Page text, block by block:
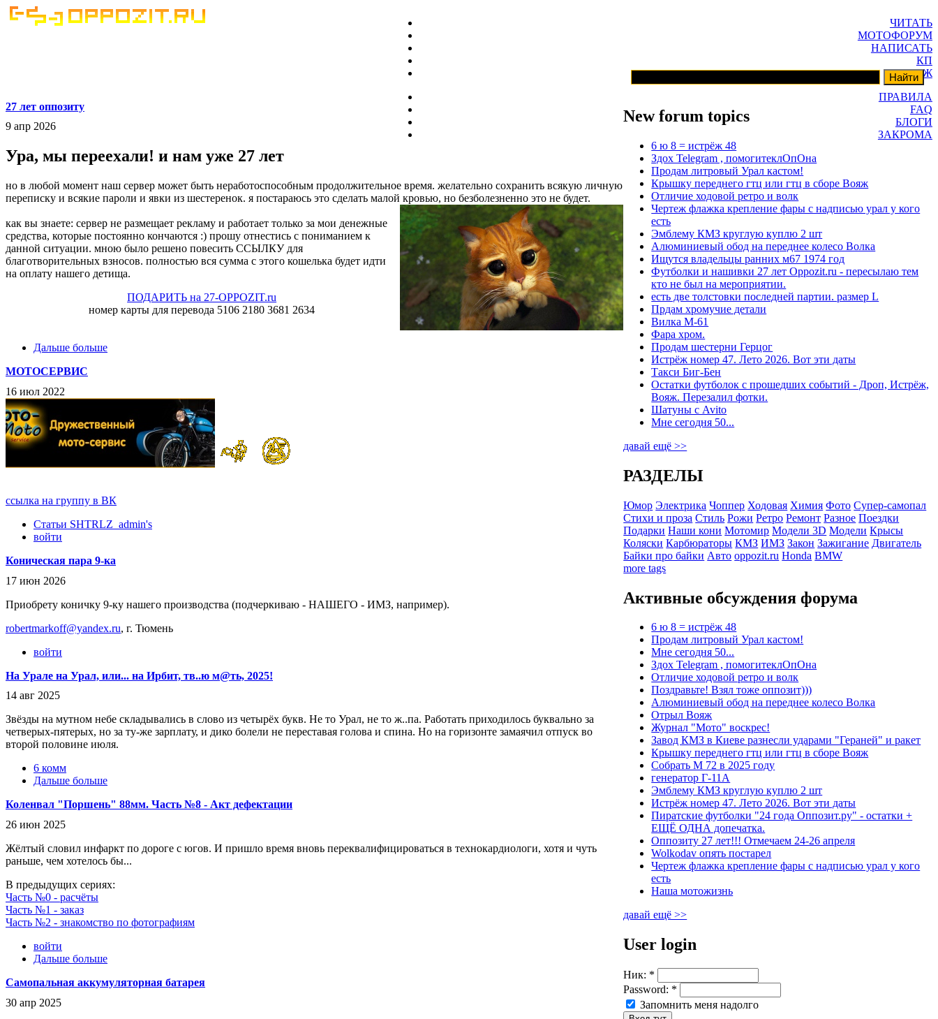
ЧИТАТЬ
МОТОФОРУМ
НАПИСАТЬ
КП
ГАРАЖ
ПРАВИЛА
FAQ
БЛОГИ
ЗАКРОМА
27 лет оппозиту
9 апр 2026
Ура, мы переехали! и нам уже 27 лет
но в любой момент наш сервер может быть неработоспособным продолжительное время. желательно сохранить всякую личную
переписку и всякие пароли и явки из шестеренок. я постараюсь это сделать малой кровью, но безболезненно это не будет.
как вы знаете: сервер не размещает рекламу и работает только за мои денежные
средства, которые постоянно кончаются :) прошу отнестись с пониманием к
данной ситуации. мною было решено повесить ССЫЛКУ для
благотворительных взносов. полностью вся сумма с этого кошелька будет идти
на оплату нашего детища.
ПОДАРИТЬ на 27-OPPOZIT.ru
номер карты для перевода 5106 2180 3681 2634
Дальше больше
МОТОСЕРВИС
16 июл 2022
ссылка на группу в ВК
Статьи SHTRLZ_admin's
войти
Коническая пара 9-ка
17 июн 2026
Приобрету коничку 9-ку нашего производства (подчеркиваю - НАШЕГО - ИМЗ, например).
robertmarkoff@yandex.ru, г. Тюмень
войти
На Урале на Урал, или... на Ирбит, тв..ю м@ть, 2025!
14 авг 2025
Звёзды на мутном небе складывались в слово из четырёх букв. Не то Урал, не то ж..па. Работать приходилось буквально за
четверых-пятерых, но за ту-же зарплату, и дико болели не переставая голова и спина. Но на горизонте замаячил отпуск во
второй половине июля.
6 комм
Дальше больше
Коленвал "Поршень" 88мм. Часть №8 - Акт дефектации
26 июн 2025
Жёлтый словил инфаркт по дороге с югов. И пришло время вновь переквалифицироваться в технокардиологи, хотя и чуть
раньше, чем хотелось бы...
В предыдущих сериях:
Часть №0 - расчёты
Часть №1 - заказ
Часть №2 - знакомство по фотографиям
войти
Дальше больше
Самопальная аккумуляторная батарея
30 апр 2025
New forum topics
6 ю 8 = истрёж 48
Здох Telegram , помогитеклОпОна
Продам литровый Урал кастом!
Крышку переднего гтц или гтц в сборе Вояж
Отличие ходовой ретро и волк
Чертеж флажка крепление фары с надписью урал у кого
есть
Эмблему КМЗ круглую куплю 2 шт
Алюминиевый обод на переднее колесо Волка
Ищутся владельцы ранних м67 1974 год
Футболки и нашивки 27 лет Oppozit.ru - пересылаю тем
кто не был на мероприятии.
есть две толстовки последней партии. размер L
Прдам хромучие детали
Вилка М-61
Фара хром.
Продам шестерни Герцог
Истрёж номер 47. Лето 2026. Вот эти даты
Такси Биг-Бен
Остатки футболок с прошедших событий - Дроп, Истрёж,
Вояж. Перезалил фотки.
Шатуны с Avito
Мне сегодня 50...
давай ещё >>
РАЗДЕЛЫ
Юмор Электрика Чоппер Ходовая Химия Фото Супер-самопал
Стихи и проза Стиль Рожи Ретро Ремонт Разное Поездки
Подарки Наши кони Мотомир Модели 3D Модели Крысы
Коляски Карбюраторы КМЗ ИМЗ Закон Зажигание Двигатель
Байки про байки Авто oppozit.ru Honda BMW
more tags
Активные обсуждения форума
6 ю 8 = истрёж 48
Продам литровый Урал кастом!
Мне сегодня 50...
Здох Telegram , помогитеклОпОна
Отличие ходовой ретро и волк
Поздравьте! Взял тоже оппозит)))
Алюминиевый обод на переднее колесо Волка
Отрыл Вояж
Журнал "Мото" воскрес!
Завод КМЗ в Киеве разнесли ударами "Гераней" и ракет
Крышку переднего гтц или гтц в сборе Вояж
Собрать М 72 в 2025 году
генератор Г-11А
Эмблему КМЗ круглую куплю 2 шт
Истрёж номер 47. Лето 2026. Вот эти даты
Пиратские футболки "24 года Оппозит.ру" - остатки +
ЕЩЁ ОДНА допечатка.
Оппозиту 27 лет!!! Отмечаем 24-26 апреля
Wolkodav опять постарел
Чертеж флажка крепление фары с надписью урал у кого
есть
Наша мотожизнь
давай ещё >>
User login
Ник: *
Password: *
Запомнить меня надолго